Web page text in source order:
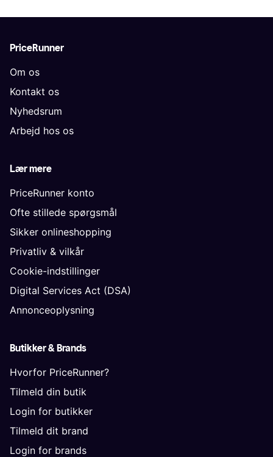
PriceRunner
Om os
Kontakt os
Nyhedsrum
Arbejd hos os
Lær mere
PriceRunner konto
Ofte stillede spørgsmål
Sikker onlineshopping
Privatliv & vilkår
Cookie-indstillinger
Digital Services Act (DSA)
Annonceoplysning
Butikker & Brands
Hvorfor PriceRunner?
Tilmeld din butik
Login for butikker
Tilmeld dit brand
Login for brands